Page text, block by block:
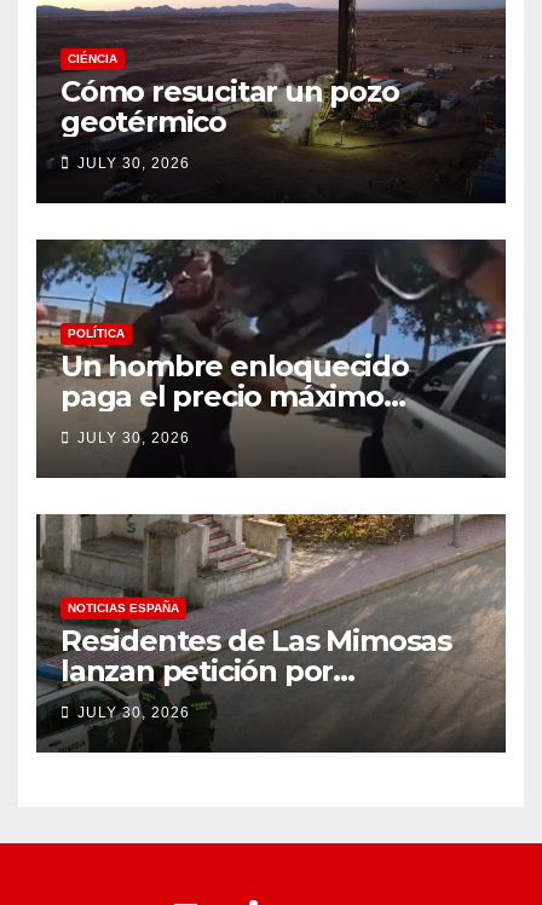
CIÉNCIA
Cómo resucitar un pozo
geotérmico
JULY 30, 2026
POLÍTICA
Un hombre enloquecido
paga el precio máximo
después de llevar un cuchillo
a un tiroteo con agentes del
condado de Los Ángeles
(VIDEO) * The Gateway
Pundit * por Cullen
Linebarger
JULY 30, 2026
NOTICIAS ESPAÑA
Residentes de Las Mimosas
lanzan petición por
disminución ‘inaceptable’ de
servicios básicos – The
Leader
JULY 30, 2026